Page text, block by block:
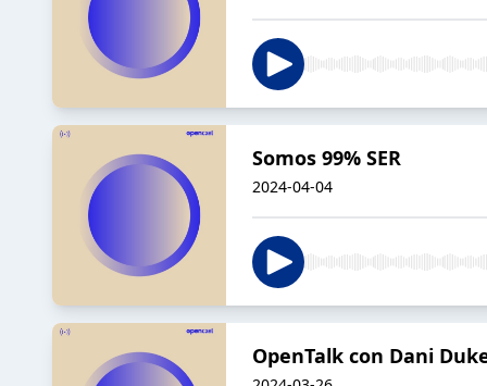
Somos 99% SER
2024-04-04
OpenTalk con Dani